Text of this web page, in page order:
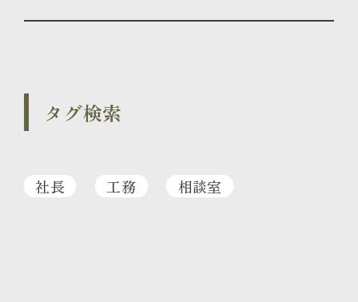
タグ検索
社長 工務 相談室